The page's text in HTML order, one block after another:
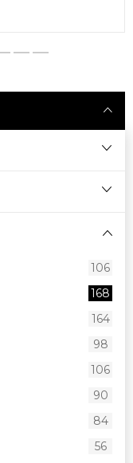
106
168
164
98
106
90
84
56